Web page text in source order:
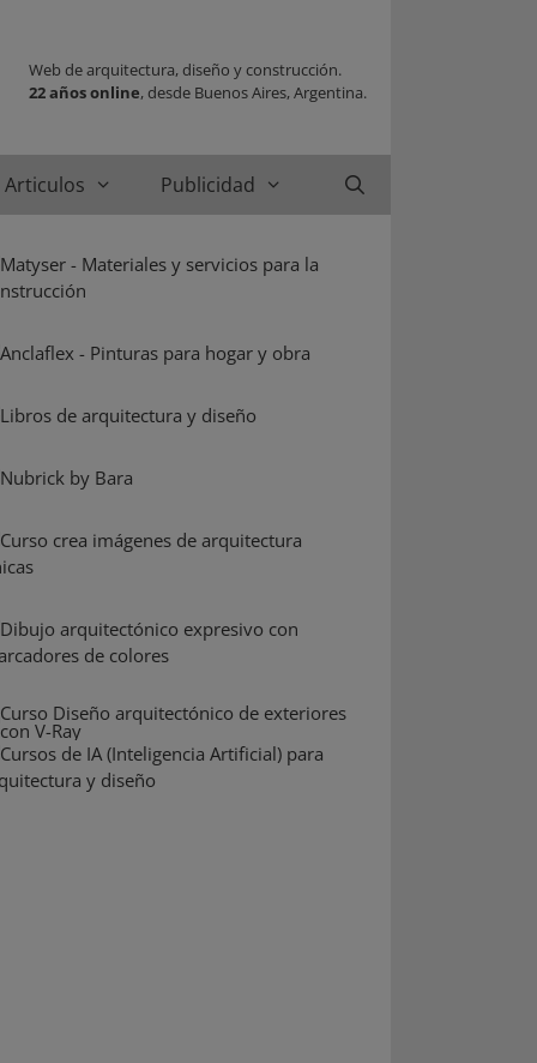
Web de arquitectura, diseño y construcción.
22 años online, desde Buenos Aires, Argentina.
Articulos Publicidad